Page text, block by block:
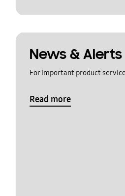
News & Alerts
For important product
Read more